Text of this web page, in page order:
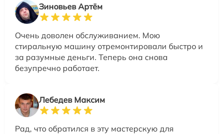
Зиновьев Артём
Очень доволен обслуживанием. Мою
стиральную машину отремонтировали быстро и
за разумные деньги. Теперь она снова
безупречно работает.
Лебедев Максим
Рад, что обратился в эту мастерскую для